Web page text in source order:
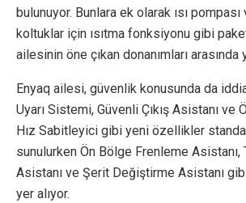
bulunuyor. Bunlara ek olarak ısı pompası
koltuklar için ısıtma fonksiyonu gibi
ailesinin öne çıkan donanımları arasında
Enyaq ailesi, güvenlik konusunda da
Uyarı Sistemi, Güvenli Çıkış Asistanı ve
Hız Sabitleyici gibi yeni özellikler
sunulurken Ön Bölge Frenleme Asistanı,
Asistanı ve Şerit Değiştirme Asistanı
yer alıyor.